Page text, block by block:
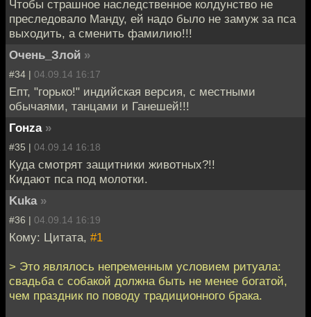
Чтобы страшное наследственное колдунство не
преследовало Манду, ей надо было не замуж за пса
выходить, а сменить фамилию!!!
Очень_Злой »
#34 | 04.09.14 16:17
Епт, "горько!" индийская версия, с местными
обычаями, танцами и Ганешей!!!
Гонzа »
#35 | 04.09.14 16:18
Куда смотрят защитники животных?!!
Кидают пса под молотки.
Kuka »
#36 | 04.09.14 16:19
Кому: Цитата, #1
> Это являлось непременным условием ритуала:
свадьба с собакой должна быть не менее богатой,
чем праздник по поводу традиционного брака.